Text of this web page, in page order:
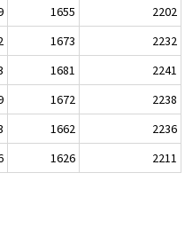
1655
2202
1673
2232
1681
2241
1672
2238
1662
2236
1626 2211